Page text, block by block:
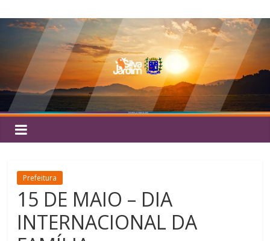
para
conteúdo
Silva
Jardim
Prefeitura
15 DE MAIO – DIA
INTERNACIONAL DA